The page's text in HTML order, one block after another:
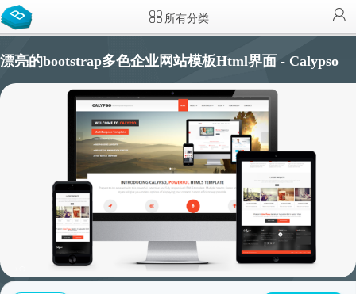
所有分类
漂亮的bootstrap多色企业网站模板Html界面 - Calypso